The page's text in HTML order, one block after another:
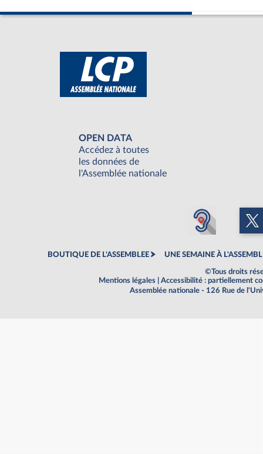
OPEN DATA
Accédez à toutes
les données de
l'Assemblée nationale
BOUTIQUE DE L'ASSEMBLEE UNE SEMAINE À
©Tous droits
Mentions légales
Accessibilité : partiellement
Assemblée nationale - 126 Rue de